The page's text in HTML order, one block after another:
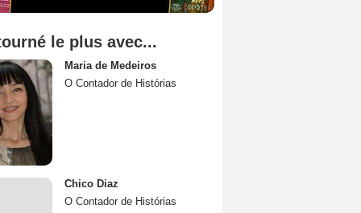
le plus avec...
Maria de Medeiros
O Contador de Histórias
Chico Diaz
O Contador de Histórias